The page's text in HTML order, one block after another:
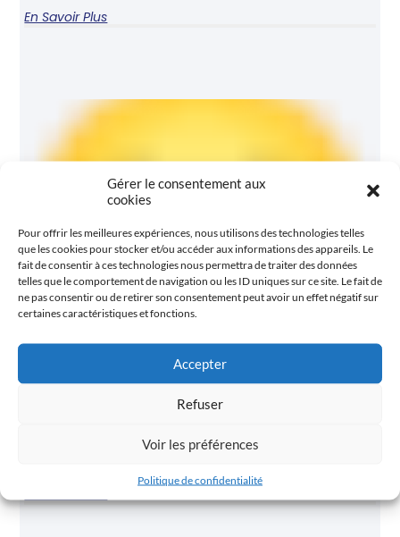
Gérer le consentement aux
cookies
Pour offrir les meilleures expériences, nous utilisons des technologies telles
que les cookies pour stocker et/ou accéder aux informations des appareils. Le
fait de consentir à ces technologies nous permettra de traiter des données
telles que le comportement de navigation ou les ID uniques sur ce site. Le fait de
ne pas consentir ou de retirer son consentement peut avoir un effet négatif sur
certaines caractéristiques et fonctions.
Accepter
Refuser
Voir les préférences
Politique de confidentialité
En Savoir Plus
A Douai Ce Samedi
Bibliothèque Marceline Desbordes-Valmore, pour célébrer